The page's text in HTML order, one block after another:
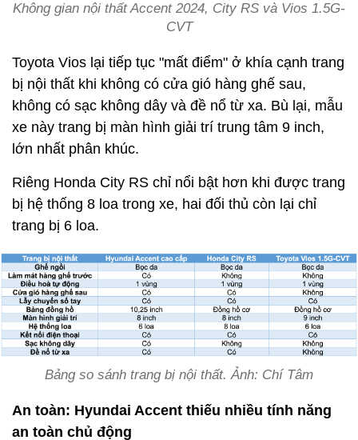
Không gian nội thất Accent 2024, City RS và Vios 1.5G-
CVT
Toyota Vios lại tiếp tục "mất điểm" ở khía cạnh trang
bị nội thất khi không có cửa gió hàng ghế sau,
không có sạc không dây và đề nổ từ xa. Bù lại, mẫu
xe này trang bị màn hình giải trí trung tâm 9 inch,
lớn nhất phân khúc.
Riêng Honda City RS chỉ nổi bật hơn khi được trang
bị hệ thống 8 loa trong xe, hai đối thủ còn lại chỉ
trang bị 6 loa.
Bảng so sánh trang bị nội thất. Ảnh: Chí Tâm
An toàn: Hyundai Accent thiếu nhiều tính năng
an toàn chủ động